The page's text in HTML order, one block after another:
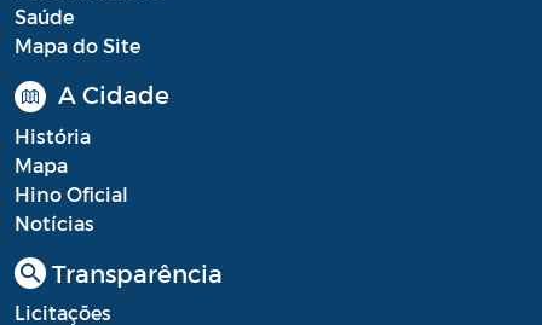
Saúde
Mapa do Site
A Cidade
História
Mapa
Hino Oficial
Notícias
Transparência
Licitações